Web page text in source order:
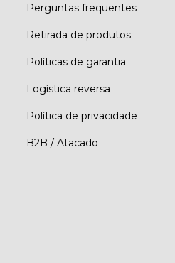
Perguntas frequentes
Retirada de produtos
Políticas de garantia
Logística reversa
Política de privacidade
B2B / Atacado